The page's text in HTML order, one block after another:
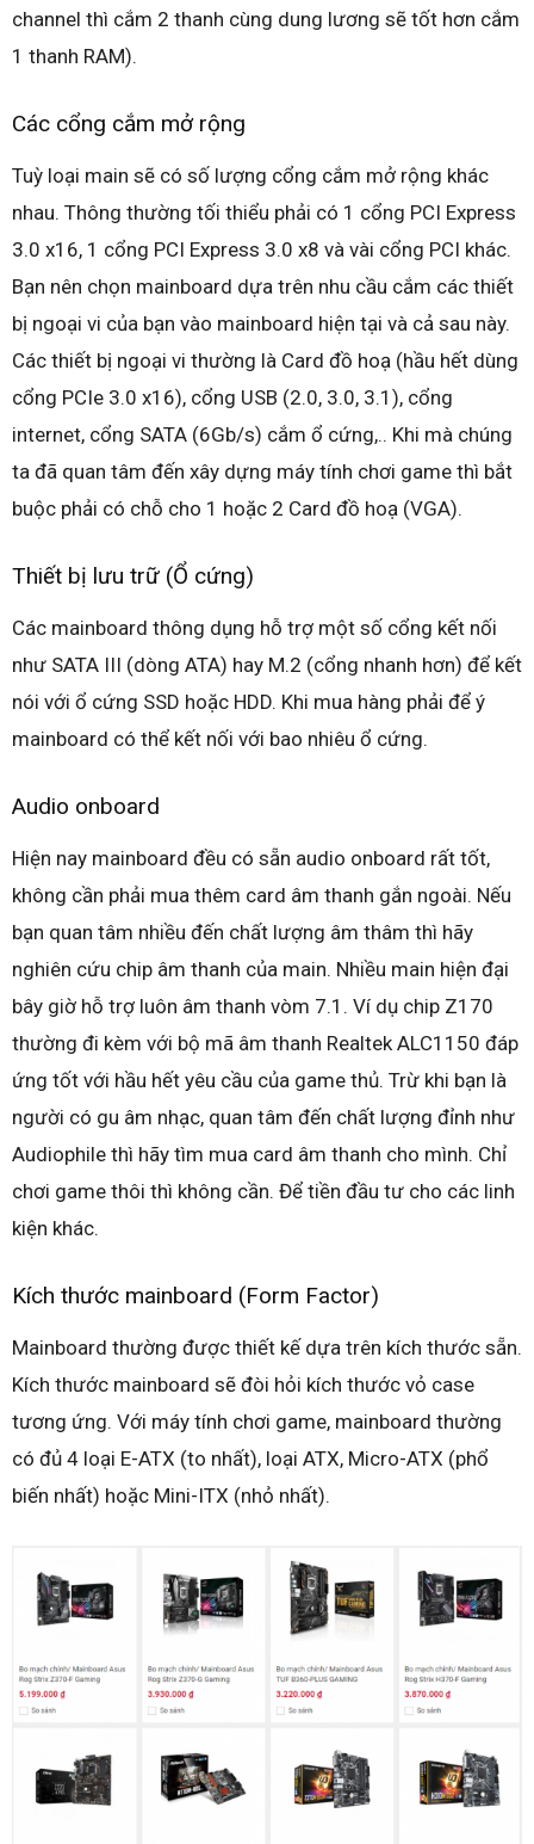
channel thì cắm 2 thanh cùng dung lương sẽ tốt hơn cắm
1 thanh RAM).
Các cổng cắm mở rộng
Tuỳ loại main sẽ có số lượng cổng cắm mở rộng khác
nhau. Thông thường tối thiểu phải có 1 cổng PCI Express
3.0 x16, 1 cổng PCI Express 3.0 x8 và vài cổng PCI khác.
Bạn nên chọn mainboard dựa trên nhu cầu cắm các thiết
bị ngoại vi của bạn vào mainboard hiện tại và cả sau này.
Các thiết bị ngoại vi thường là Card đồ hoạ (hầu hết dùng
cổng PCIe 3.0 x16), cổng USB (2.0, 3.0, 3.1), cổng
internet, cổng SATA (6Gb/s) cắm ổ cứng,.. Khi mà chúng
ta đã quan tâm đến xây dựng máy tính chơi game thì bắt
buộc phải có chỗ cho 1 hoặc 2 Card đồ hoạ (VGA).
Thiết bị lưu trữ (Ổ cứng)
Các mainboard thông dụng hỗ trợ một số cổng kết nối
như SATA III (dòng ATA) hay M.2 (cổng nhanh hơn) để kết
nói với ổ cứng SSD hoặc HDD. Khi mua hàng phải để ý
mainboard có thể kết nối với bao nhiêu ổ cứng.
Audio onboard
Hiện nay mainboard đều có sẵn audio onboard rất tốt,
không cần phải mua thêm card âm thanh gắn ngoài. Nếu
bạn quan tâm nhiều đến chất lượng âm thâm thì hãy
nghiên cứu chip âm thanh của main. Nhiều main hiện đại
bây giờ hỗ trợ luôn âm thanh vòm 7.1. Ví dụ chip Z170
thường đi kèm với bộ mã âm thanh Realtek ALC1150 đáp
ứng tốt với hầu hết yêu cầu của game thủ. Trừ khi bạn là
người có gu âm nhạc, quan tâm đến chất lượng đỉnh như
Audiophile thì hãy tìm mua card âm thanh cho mình. Chỉ
chơi game thôi thì không cần. Để tiền đầu tư cho các linh
kiện khác.
Kích thước mainboard (Form Factor)
Mainboard thường được thiết kế dựa trên kích thước sẵn.
Kích thước mainboard sẽ đòi hỏi kích thước vỏ case
tương ứng. Với máy tính chơi game, mainboard thường
có đủ 4 loại E-ATX (to nhất), loại ATX, Micro-ATX (phổ
biến nhất) hoặc Mini-ITX (nhỏ nhất).